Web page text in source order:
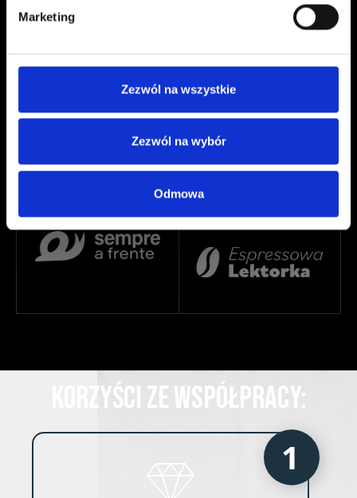
Marketing
Zezwól na wszystkie
Zezwól na wybór
Odmowa
KORZYŚCI ZE WSPÓŁPRACY:
1